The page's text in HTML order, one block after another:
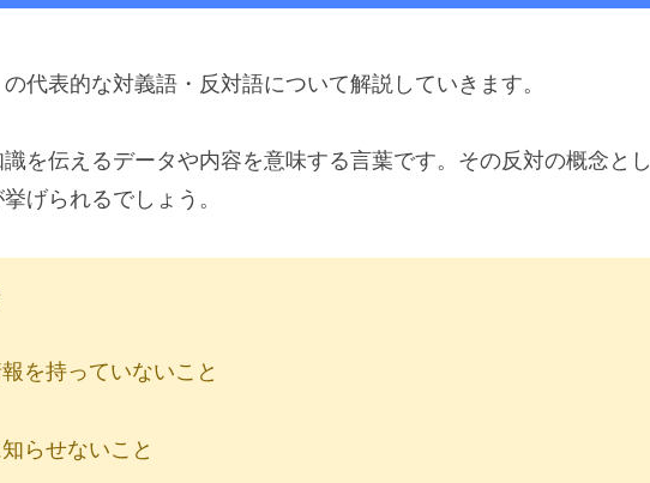
代表的な対義語・反対語について解説していきます。
識を伝えるデータや内容を意味する言葉です。その反対の概念とし
げられるでしょう。
を持っていないこと
らせないこと